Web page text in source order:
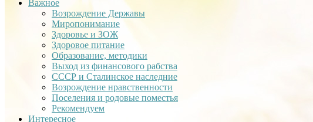
Важное
Возрождение Державы
Миропонимание
Здоровье и ЗОЖ
Здоровое питание
Образование, методики
Выход из финансового рабства
СССР и Сталинское наследние
Возрождение нравственности
Поселения и родовые поместья
Рекомендуем
Интересное